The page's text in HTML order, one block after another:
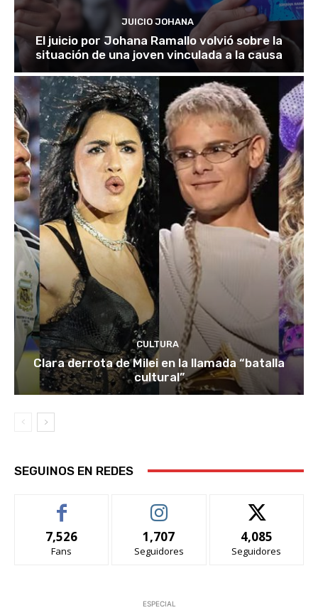
JUICIO JOHANA
El juicio por Johana Ramallo volvió sobre la
situación de una joven vinculada a la causa
CULTURA
Clara derrota de Milei en la llamada “batalla
cultural”
SEGUINOS EN REDES
7,526
Fans
1,707
Seguidores
4,085
Seguidores
ESPECIAL